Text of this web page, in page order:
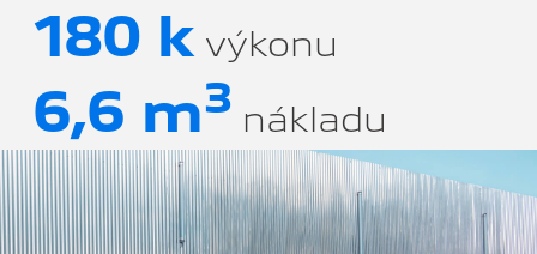
180 k výkonu
6,6 m3 nákladu